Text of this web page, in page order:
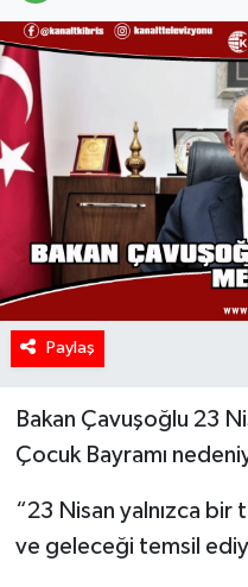
Paylaş
Bakan Çavuşoğlu 23
Çocuk Bayramı
“23 Nisan yalnızca
ve geleceği temsil